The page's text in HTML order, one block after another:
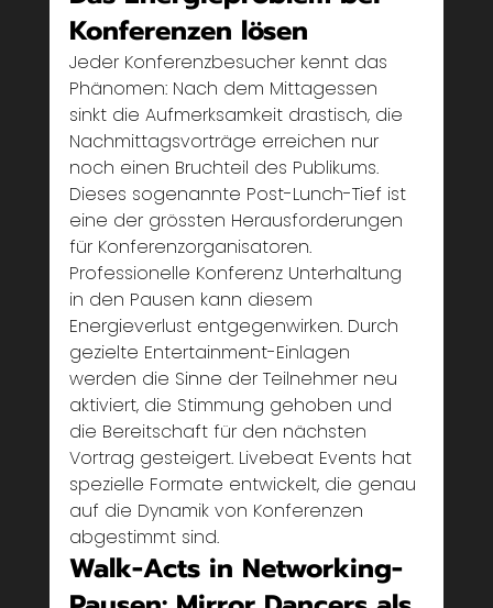
Konferenzen lösen
Jeder Konferenzbesucher kennt das
Phänomen: Nach dem Mittagessen
sinkt die Aufmerksamkeit drastisch, die
Nachmittagsvorträge erreichen nur
noch einen Bruchteil des Publikums.
Dieses sogenannte Post-Lunch-Tief ist
eine der grössten Herausforderungen
für Konferenzorganisatoren.
Professionelle Konferenz Unterhaltung
in den Pausen kann diesem
Energieverlust entgegenwirken. Durch
gezielte Entertainment-Einlagen
werden die Sinne der Teilnehmer neu
aktiviert, die Stimmung gehoben und
die Bereitschaft für den nächsten
Vortrag gesteigert. Livebeat Events hat
spezielle Formate entwickelt, die genau
auf die Dynamik von Konferenzen
abgestimmt sind.
Walk-Acts in Networking-